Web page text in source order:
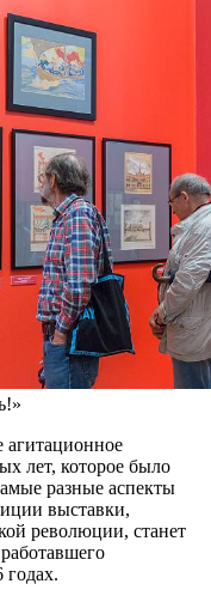
агитационное
лет, которое было
разные аспекты
выставки,
революции, станет
годах.